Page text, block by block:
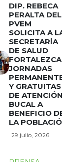
DIP. REBECA
PERALTA DEL
PVEM
SOLICITA A
SECRETARÍA
DE SALUD
FORTALEZCA
JORNADAS
Y GRATUITAS
DE
BUCAL A
BENEFICIO
LA
29 julio, 2026